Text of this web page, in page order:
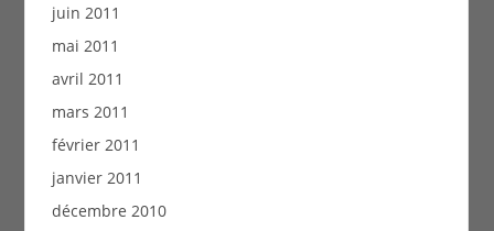
juin 2011
mai 2011
avril 2011
mars 2011
février 2011
janvier 2011
décembre 2010